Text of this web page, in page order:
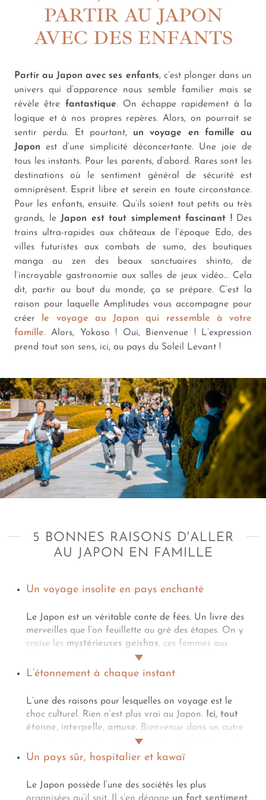
PARTIR AU JAPON
AVEC DES ENFANTS
Partir au Japon avec ses enfants, c’est plonger dans un
univers qui d’apparence nous semble familier mais se
révèle être fantastique. On échappe rapidement à la
logique et à nos propres repères. Alors, on pourrait se
sentir perdu. Et pourtant, un voyage en famille au
Japon est d’une simplicité déconcertante. Une joie de
tous les instants. Pour les parents, d’abord. Rares sont les
destinations où le sentiment général de sécurité est
omniprésent. Esprit libre et serein en toute circonstance.
Pour les enfants, ensuite. Qu’ils soient tout petits ou très
grands, le Japon est tout simplement fascinant !Des
trains ultra-rapides aux châteaux de l’époque Edo, des
villes futuristes aux combats de sumo, des boutiques
manga au zen des beaux sanctuaires shinto, de
l’incroyable gastronomie aux salles de jeux vidéo… Cela
dit, partir au bout du monde, ça se prépare. C’est la
raison pour laquelle Amplitudes vous accompagne pour
créer
le voyage au Japon qui ressemble à votre
famille. Alors, Yokoso ! Oui, Bienvenue ! L’expression
prend tout son sens, ici, au pays du Soleil Levant !
5 BONNES RAISONS D'ALLER
AU JAPON EN FAMILLE
Un voyage insolite en pays enchanté
Le Japon est un véritable conte de fées. Un livre des
merveilles que l’on feuillette au gré des étapes. On y
croise les mystérieuses geishas, ces femmes aux
kimonos colorées et au visage maquillé de blanc, que
l’on aperçoit au détour des ruelles anciennes de Kyoto
On ressent
l’esprit des samouraïs
, ces chevaliers
japonais, dans les vieux quartiers deKanazawa,
Matsue ou Kurashiki mais aussi dans les musées qui
imaginer les ninjas, furtifs et discrets, prêts à tout
c’est par la stature colossaledes sumos que l’on se
L’étonnement à chaque instant
L’une des raisons pour lesquelles on voyage est le
choc culturel. Rien n’est plus vrai au Japon. Ici, tout
étonne, interpelle, amuse. Bienvenue dans un autre
monde où même les toilettes publics high-tech sont
source de ravissement. Des beaux temples bouddhistes
karaoké. De l’omniprésence des distributeurs
automatiques farfelus aux brochettes de poulpes
Un pays sûr, hospitalier et kawaï
Le Japon possède l’une des sociétés les plus
organisées qu’il soit. Il s’en dégage un fort sentiment